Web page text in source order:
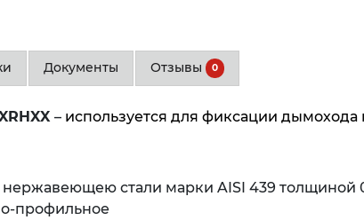
Документы Отзывы 0
– используется для фиксации дымохода
стали марки AISI 439 толщиной
профильное